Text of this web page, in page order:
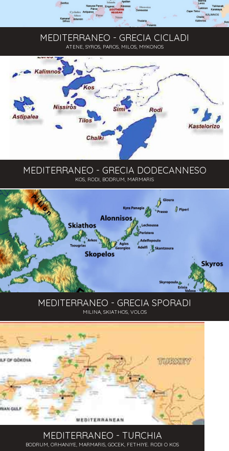
MEDITERRANEO - GRECIA CICLADI
ATENE, SYROS, PAROS, MILOS, MYKONOS
MEDITERRANEO - GRECIA DODECANNESO
KOS, RODI, BODRUM, MARMARIS
MEDITERRANEO - GRECIA SPORADI
MILINA, SKIATHOS, VOLOS
MEDITERRANEO - TURCHIA
BODRUM, ORHANIYE, MARMARIS, GOCEK, FETHIYE. RODI O KOS